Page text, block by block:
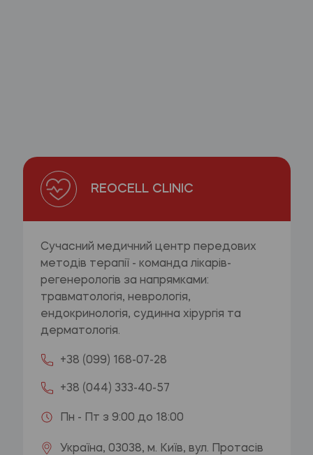
REOCELL CLINIC
Сучасний медичний центр передових
методів терапії - команда лікарів-
регенерологів за напрямками:
травматологія, неврологія,
ендокринологія, судинна хірургія та
дерматологія.
+38 (099) 168-07-28
+38 (044) 333-40-57
Пн - Пт з 9:00 до 18:00
Україна, 03038, м. Київ, вул. Протасів